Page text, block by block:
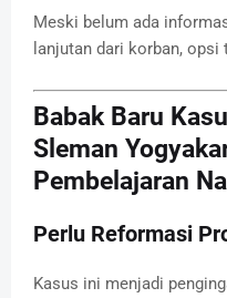
Meski belum ada
lanjutan dari korban,
Babak Baru
Sleman
Pembelajaran
Perlu Reformasi
Kasus ini menjadi